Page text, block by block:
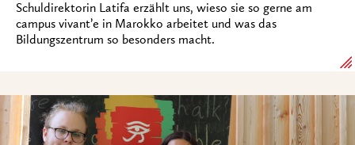
Schuldirektorin Latifa erzählt uns, wieso sie so gerne am
campus vivant’e in Marokko arbeitet und was das
Bildungszentrum so besonders macht.